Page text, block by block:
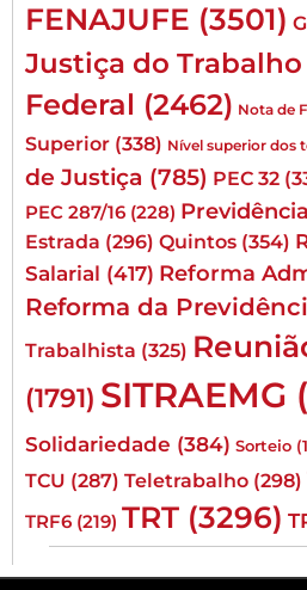
FENAJUFE (3501)
Justiça do Trabalho
Federal (2462) Nota de
Superior (338) Nível superior dos
de Justiça (785) PEC 32
PEC 287/16 (228)
Estrada (296) Quintos (354)
Salarial (417) Reforma
Reforma da
Trabalhista (325)
(1791) SITRAEMG
Solidariedade (384) Sorteio
TCU (287) Teletrabalho (298)
TRF6 (219) TRT (3296)